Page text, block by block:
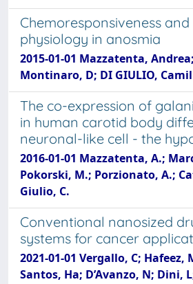
Chemoresponsiveness
physiology in anosmia
2015-01-01 Mazzatenta,
Montinaro, D; DI GIULIO,
The co-expression of
in human carotid body
neuronal-like cell - the
2016-01-01 Mazzatenta, A.;
Pokorski, M.; Porzionato, A.;
Giulio, C.
Conventional nanosized
systems for cancer
2021-01-01 Vergallo, C;
Santos, Ha; D’Avanzo, N; Dini,